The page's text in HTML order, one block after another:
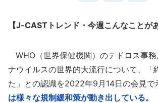
【J-CASTトレンド・今週こんなことが
WHO（世界保健機関）のテドロス事務
ナウイルスの世界的大流行について、「
た」との認識を2022年9月14日の会見で
は様々な規制緩和策が動き出している。